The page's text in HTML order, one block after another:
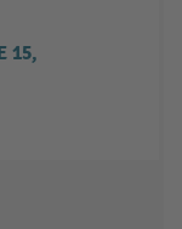
15,